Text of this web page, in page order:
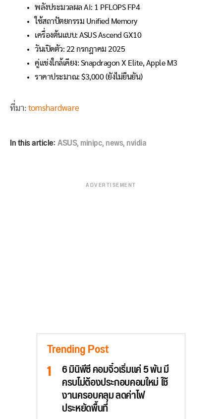
พลังประมวลผล AI: 1 PFLOPS FP4
ใช้สถาปัตยกรรม Unified Memory
เครื่องต้นแบบ: ASUS Ascend GX10
วันเปิดตัว: 22 กรกฎาคม 2025
คู่แข่งใกล้เคียง: Snapdragon X Elite, Apple M3
ราคาประมาณ: $3,000 (ยังไม่ยืนยัน)
ที่มา: tomshardware
In this article:ASUS,minipc,news,nvidia
ADVERTISEMENT
Trending Post
6 มินิพีซี คอมจิ๋วเริ่มแค่ 5 พัน มี
ครบไม่ต้องประกอบคอมใหม่ ใช้
งานครอบคลุม ลดค่าไฟ
ประหยัดพื้นที่